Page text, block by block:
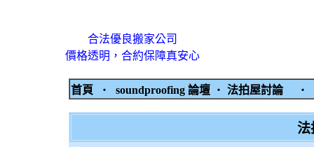
合法優良搬家公司
價格透明，合約保障真安心
首頁 ‧ soundproofing 論壇 ‧ 法拍屋討論 ‧
法